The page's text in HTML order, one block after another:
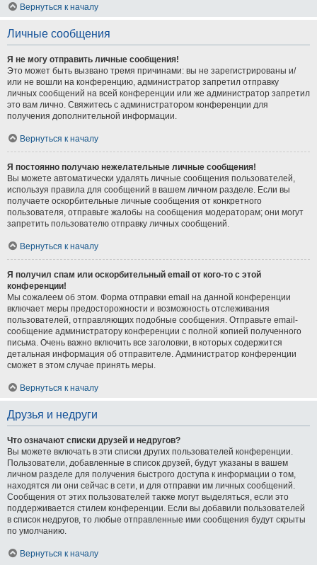
Вернуться к началу
Личные сообщения
Я не могу отправить личные сообщения!
Это может быть вызвано тремя причинами: вы не зарегистрированы и/
или не вошли на конференцию, администратор запретил отправку
личных сообщений на всей конференции или же администратор запретил
это вам лично. Свяжитесь с администратором конференции для
получения дополнительной информации.
Вернуться к началу
Я постоянно получаю нежелательные личные сообщения!
Вы можете автоматически удалять личные сообщения пользователей,
используя правила для сообщений в вашем личном разделе. Если вы
получаете оскорбительные личные сообщения от конкретного
пользователя, отправьте жалобы на сообщения модераторам; они могут
запретить пользователю отправку личных сообщений.
Вернуться к началу
Я получил спам или оскорбительный email от кого-то с этой
конференции!
Мы сожалеем об этом. Форма отправки email на данной конференции
включает меры предосторожности и возможность отслеживания
пользователей, отправляющих подобные сообщения. Отправьте email-
сообщение администратору конференции с полной копией полученного
письма. Очень важно включить все заголовки, в которых содержится
детальная информация об отправителе. Администратор конференции
сможет в этом случае принять меры.
Вернуться к началу
Друзья и недруги
Что означают списки друзей и недругов?
Вы можете включать в эти списки других пользователей конференции.
Пользователи, добавленные в список друзей, будут указаны в вашем
личном разделе для получения быстрого доступа к информации о том,
находятся ли они сейчас в сети, и для отправки им личных сообщений.
Сообщения от этих пользователей также могут выделяться, если это
поддерживается стилем конференции. Если вы добавили пользователей
в список недругов, то любые отправленные ими сообщения будут скрыты
по умолчанию.
Вернуться к началу